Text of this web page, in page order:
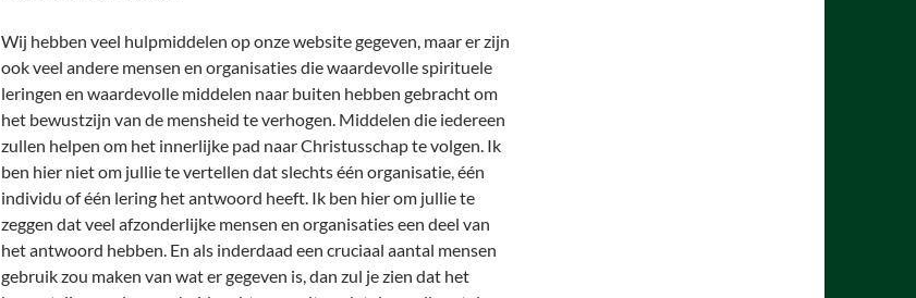
Wij hebben veel hulpmiddelen op onze website gegeven, maar er zijn
ook veel andere mensen en organisaties die waardevolle spirituele
leringen en waardevolle middelen naar buiten hebben gebracht om
het bewustzijn van de mensheid te verhogen. Middelen die iedereen
zullen helpen om het innerlijke pad naar Christusschap te volgen. Ik
ben hier niet om jullie te vertellen dat slechts één organisatie, één
individu of één lering het antwoord heeft. Ik ben hier om jullie te
zeggen dat veel afzonderlijke mensen en organisaties een deel van
het antwoord hebben. En als inderdaad een cruciaal aantal mensen
gebruik zou maken van wat er gegeven is, dan zul je zien dat het